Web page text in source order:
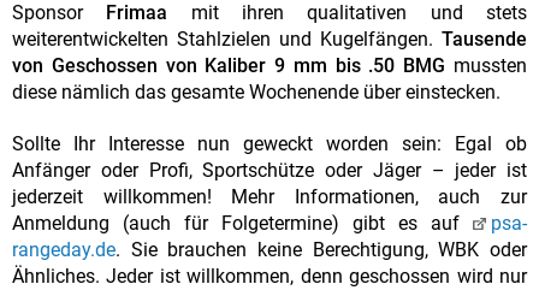
Sponsor
Frimaa mit ihren qualitativen und stets
weiterentwickelten Stahlzielen und Kugelfängen. Tausende
von Geschossen von Kaliber 9 mm bis .50 BMG mussten
diese nämlich das gesamte Wochenende über einstecken.
Sollte Ihr Interesse nun geweckt worden sein: Egal ob
Anfänger oder Profi, Sportschütze oder Jäger – jeder ist
jederzeit willkommen! Mehr Informationen, auch zur
Anmeldung (auch für Folgetermine) gibt es auf
psa-
rangeday.de. Sie brauchen keine Berechtigung, WBK oder
Ähnliches. Jeder ist willkommen, denn geschossen wird nur